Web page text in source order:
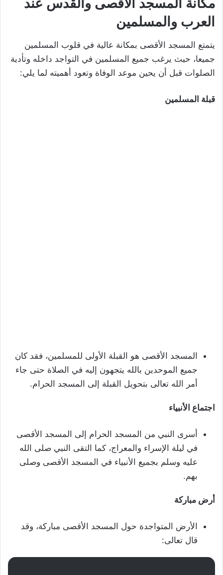
مكانة المسجد الأقصى والقدس عند
العرب والمسلمين
يتمتع المسجد الأقصى بمكانة عالية في قلوب المسلمين
جميعا، حيث يرغب جميع المسلمين في التواجد داخله وتأدية
الصلوات قبل أن يحين موعد الوفاة وتعود أهميته لما يلي:
قبلة المسلمين
المسجد الأقصى هو القبلة الأولى للمسلمين، فقد كان
جميع الموحدين بالله يتجهون إليه في الصلاة حتى جاء
أمر الله تعالى بتحويل القبلة إلى المسجد الحرام.
اجتماع الأنبياء
أسرى النبي من المسجد الحرام إلى المسجد الأقصى
في ليلة الإسراء والمعراج، كما التقى النبي صلى الله
عليه وسلم بجميع الأنبياء في المسجد الأقصى وصلى
بهم.
أرض مباركة
الأرض المتواجدة حول المسجد الأقصى مباركة، وقد
قال تعالى: